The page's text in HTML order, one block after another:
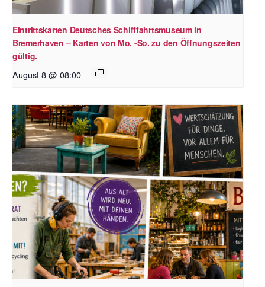
Eintrittskarten Deutsches Schifffahrtsmuseum in
Bremerhaven – Karten von Mo. -So. zu den Öffnungszeiten
gültig.
August 8 @ 08:00